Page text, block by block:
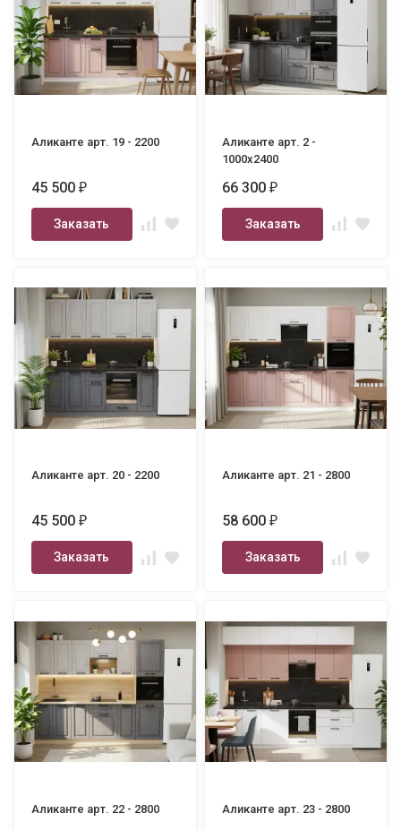
Аликанте арт. 19 - 2200
45 500₽
Заказать
Аликанте арт. 2 -
1000х2400
66 300₽
Заказать
Аликанте арт. 20 - 2200
45 500₽
Заказать
Аликанте арт. 21 - 2800
58 600₽
Заказать
Аликанте арт. 22 - 2800 Аликанте арт. 23 - 2800